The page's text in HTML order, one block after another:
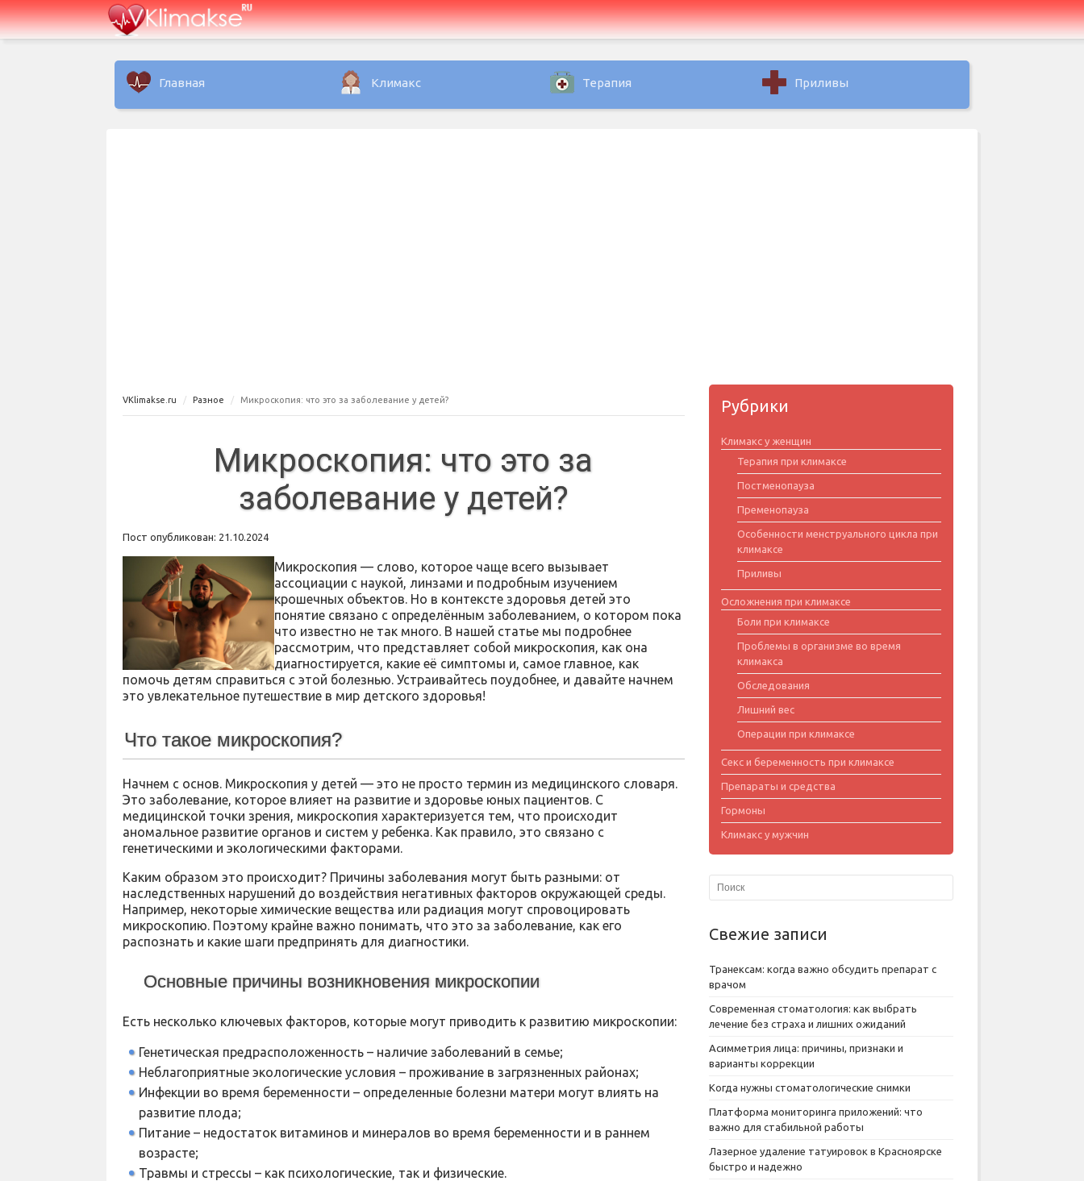
Главная Климакс Терапия Приливы
VKlimakse.ru Разное Микроскопия: что это за заболевание у детей?
Микроскопия: что это за
заболевание у детей?
Пост опубликован: 21.10.2024
Микроскопия — слово, которое чаще всего вызывает
ассоциации с наукой, линзами и подробным изучением
крошечных объектов. Но в контексте здоровья детей это
понятие связано с определённым заболеванием, о котором пока
что известно не так много. В нашей статье мы подробнее
рассмотрим, что представляет собой микроскопия, как она
диагностируется, какие её симптомы и, самое главное, как
помочь детям справиться с этой болезнью. Устраивайтесь поудобнее, и давайте начнем
это увлекательное путешествие в мир детского здоровья!
Что такое микроскопия?
Начнем с основ. Микроскопия у детей — это не просто термин из медицинского словаря.
Это заболевание, которое влияет на развитие и здоровье юных пациентов. С
медицинской точки зрения, микроскопия характеризуется тем, что происходит
аномальное развитие органов и систем у ребенка. Как правило, это связано с
генетическими и экологическими факторами.
Каким образом это происходит? Причины заболевания могут быть разными: от
наследственных нарушений до воздействия негативных факторов окружающей среды.
Например, некоторые химические вещества или радиация могут спровоцировать
микроскопию. Поэтому крайне важно понимать, что это за заболевание, как его
распознать и какие шаги предпринять для диагностики.
Основные причины возникновения микроскопии
Есть несколько ключевых факторов, которые могут приводить к развитию микроскопии:
Генетическая предрасположенность – наличие заболеваний в семье;
Неблагоприятные экологические условия – проживание в загрязненных районах;
Инфекции во время беременности – определенные болезни матери могут влиять на
развитие плода;
Питание – недостаток витаминов и минералов во время беременности и в раннем
возрасте;
Травмы и стрессы – как психологические, так и физические.
Рубрики
Климакс у женщин
Терапия при климаксе
Постменопауза
Пременопауза
Особенности менструального цикла при
климаксе
Приливы
Осложнения при климаксе
Боли при климаксе
Проблемы в организме во время
климакса
Обследования
Лишний вес
Операции при климаксе
Секс и беременность при климаксе
Препараты и средства
Гормоны
Климакс у мужчин
Свежие записи
Транексам: когда важно обсудить препарат с
врачом
Современная стоматология: как выбрать
лечение без страха и лишних ожиданий
Асимметрия лица: причины, признаки и
варианты коррекции
Когда нужны стоматологические снимки
Платформа мониторинга приложений: что
важно для стабильной работы
Лазерное удаление татуировок в Красноярске
быстро и надежно